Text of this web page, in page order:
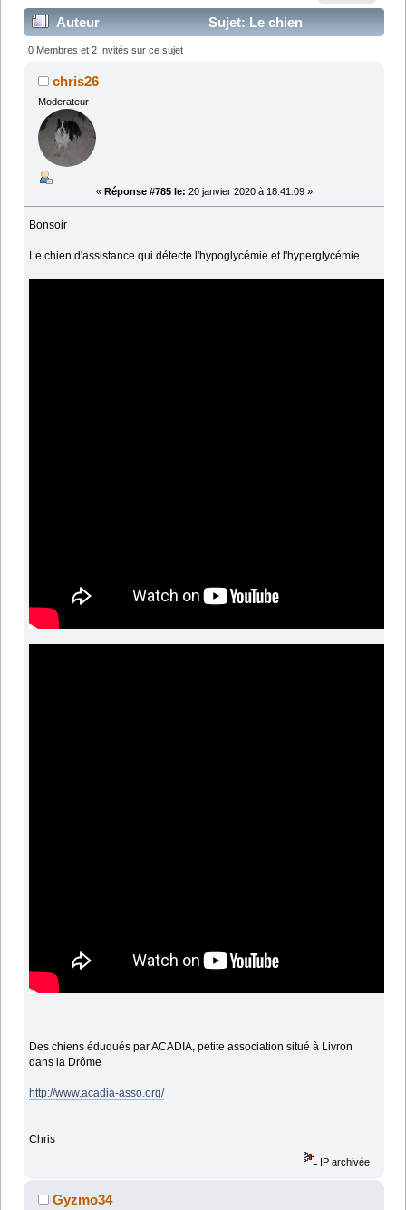
Auteur
Sujet: Le chien
d'assistance (Lu 679884 fois)
0 Membres et 2 Invités sur ce sujet
chris26
Moderateur
« Réponse #785 le: 20 janvier 2020 à 18:41:09 »
Bonsoir
Le chien d'assistance qui détecte l'hypoglycémie et l'hyperglycémie
Des chiens éduqués par ACADIA, petite association situé à Livron
dans la Drôme
http://www.acadia-asso.org/
Chris
IP archivée
Gyzmo34